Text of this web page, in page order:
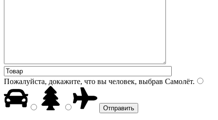
Пожалуйста, докажите, что вы человек, выбрав Самолёт.